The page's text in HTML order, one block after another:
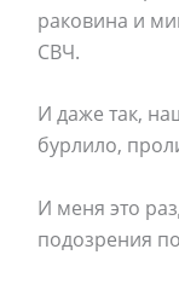
раковина и
СВЧ.
И даже так,
бурлило,
И меня это
подозрения